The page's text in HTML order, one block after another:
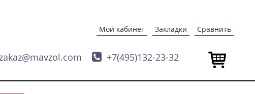
Мой кабинет Закладки Сравнить
 +7(495)132-23-32